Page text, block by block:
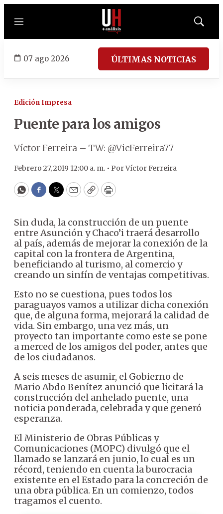
Menú
Mostrar
07 ago 2026 ÚLTIMAS NOTICIAS
Edición Impresa
Puente para los amigos
Víctor Ferreira – TW: @VicFerreira77
Febrero 27, 2019 12:00 a. m. • PorVíctor Ferreira
WhatsApp
Facebook
Twitter
EmailCopyPrint
Sin duda, la construcción de un puente
entre Asunción y Chaco’i traerá desarrollo
al país, además de mejorar la conexión de la
capital con la frontera de Argentina,
beneficiando al turismo, al comercio y
creando un sinfín de ventajas competitivas.
Esto no se cuestiona, pues todos los
paraguayos vamos a utilizar dicha conexión
que, de alguna forma, mejorará la calidad de
vida. Sin embargo, una vez más, un
proyecto tan importante como este se pone
a merced de los amigos del poder, antes que
de los ciudadanos.
A seis meses de asumir, el Gobierno de
Mario Abdo Benítez anunció que licitará la
construcción del anhelado puente, una
noticia ponderada, celebrada y que generó
esperanza.
El Ministerio de Obras Públicas y
Comunicaciones (MOPC) divulgó que el
llamado se lanzará en junio, lo cual es un
récord, teniendo en cuenta la burocracia
existente en el Estado para la concreción de
una obra pública. En un comienzo, todos
tragamos el cuento.